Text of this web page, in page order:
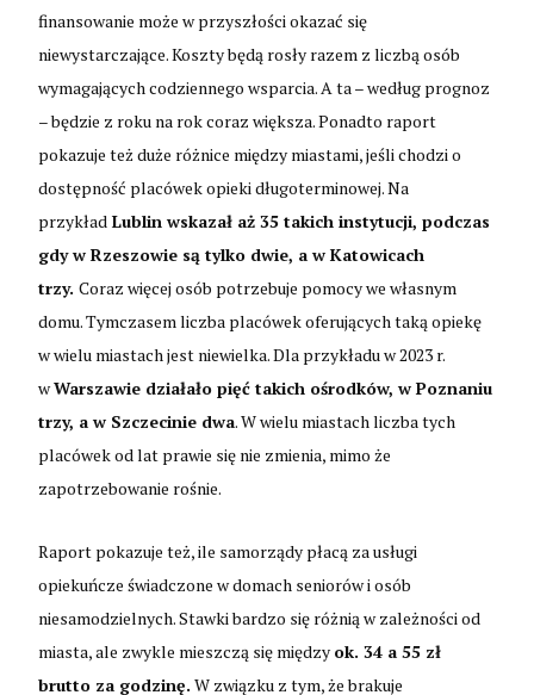
finansowanie może w przyszłości okazać się
niewystarczające. Koszty będą rosły razem z liczbą osób
wymagających codziennego wsparcia. A ta – według prognoz
– będzie z roku na rok coraz większa. Ponadto raport
pokazuje też duże różnice między miastami, jeśli chodzi o
dostępność placówek opieki długoterminowej. Na
przykład Lublin wskazał aż 35 takich instytucji, podczas
gdy w Rzeszowie są tylko dwie, a w Katowicach
trzy.Coraz więcej osób potrzebuje pomocy we własnym
domu. Tymczasem liczba placówek oferujących taką opiekę
w wielu miastach jest niewielka. Dla przykładu w 2023 r.
wWarszawie działało pięć takich ośrodków, w Poznaniu
trzy, a w Szczecinie dwa. W wielu miastach liczba tych
placówek od lat prawie się nie zmienia, mimo że
zapotrzebowanie rośnie.
Raport pokazuje też, ile samorządy płacą za usługi
opiekuńcze świadczone w domach seniorów i osób
niesamodzielnych. Stawki bardzo się różnią w zależności od
miasta, ale zwykle mieszczą się między ok. 34 a 55 zł
brutto za godzinę. W związku z tym, że brakuje